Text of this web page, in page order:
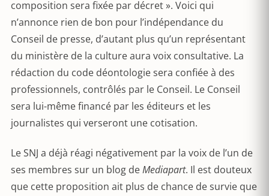
composition sera fixée par décret ». Voici qui
n’annonce rien de bon pour l’indépendance du
Conseil de presse, d’autant plus qu’un représentant
du ministère de la culture aura voix consultative. La
rédaction du code déontologie sera confiée à des
professionnels, contrôlés par le Conseil. Le Conseil
sera lui-même financé par les éditeurs et les
journalistes qui verseront une cotisation.
Le SNJ a déjà réagi négativement par la voix de l’un de
ses membres sur un blog deMediapart. Il est douteux
que cette proposition ait plus de chance de survie que